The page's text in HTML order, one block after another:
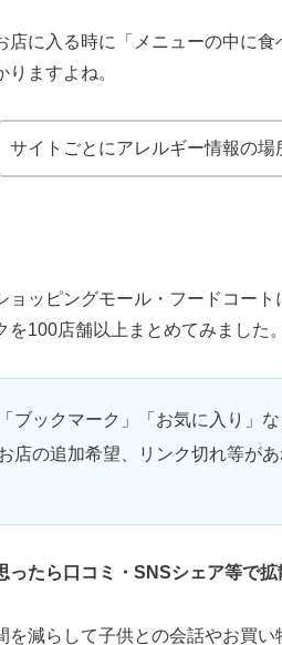
店に入る時に「メニューの中に
りますよね。
サイトごとにアレルギー情報の場
ョッピングモール・フードコー
を100店舗以上まとめてみました。
「ブックマーク」「お気に入り」
店の追加希望、リンク切れ等が
ったら口コミ・SNSシェア等で
を減らして子供との会話やお買